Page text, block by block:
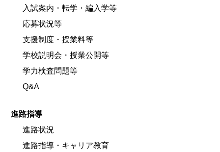
入試案内・転学・編入学等
応募状況等
支援制度・授業料等
学校説明会・授業公開等
学力検査問題等
Q&A
進路指導
進路状況
進路指導・キャリア教育